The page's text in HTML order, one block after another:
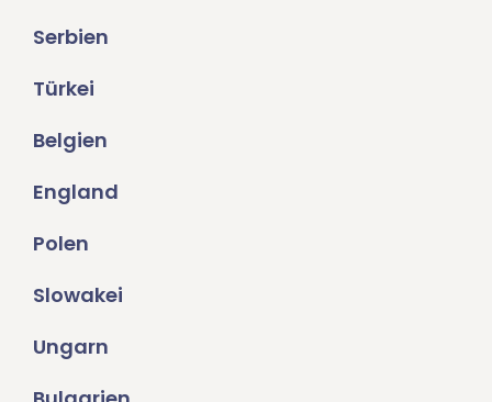
Serbien
Türkei
Belgien
England
Polen
Slowakei
Ungarn